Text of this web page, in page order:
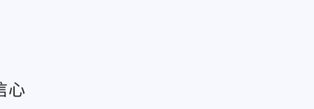
心